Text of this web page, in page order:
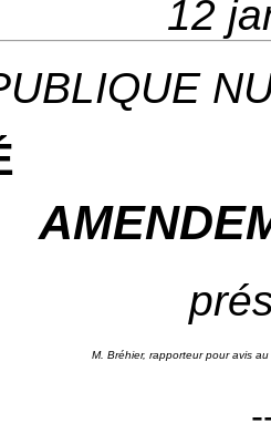
12
M. Bréhier, rapporteur pour avis